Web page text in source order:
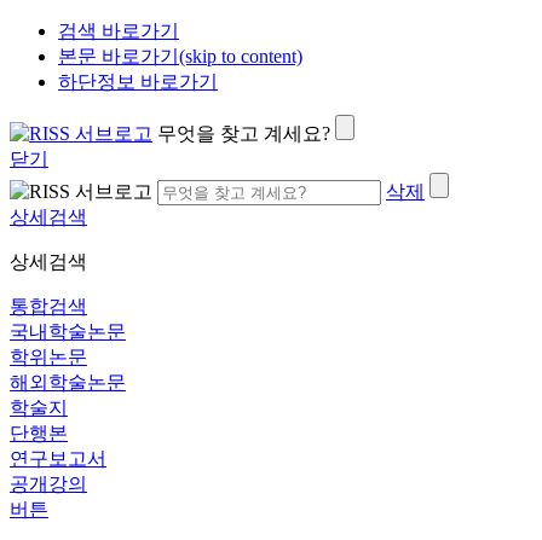
검색 바로가기
본문 바로가기(skip to content)
하단정보 바로가기
무엇을 찾고 계세요?
닫기
삭제
상세검색
상세검색
통합검색
국내학술논문
학위논문
해외학술논문
학술지
단행본
연구보고서
공개강의
버튼